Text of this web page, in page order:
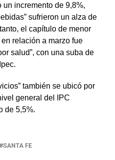
un incremento de 9,8%,
sufrieron un alza de
el capítulo de menor
relación a marzo fue
salud”, con una suba de
también se ubicó por
general del IPC
de 5,5%.
SANTA FE